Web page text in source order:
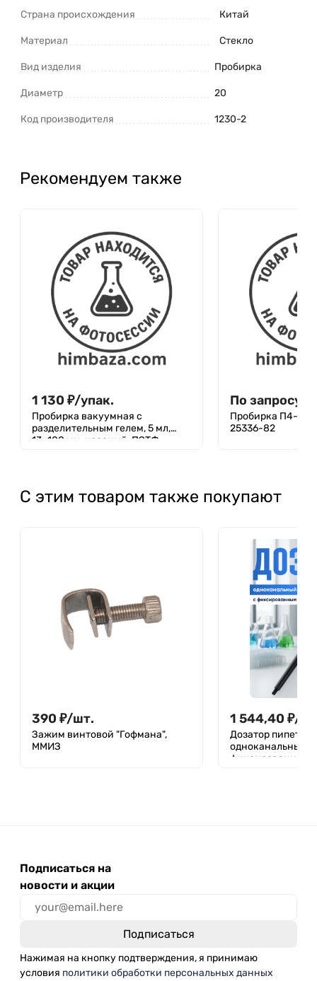
Страна происхождения Китай
Материал Стекло
Вид изделия Пробирка
Диаметр 20
Код производителя 1230-2
Рекомендуем также
1 130 ₽/упак.
Пробирка вакуумная с
разделительным гелем, 5 мл,
13×100 мм, красный, ПЭТФ,
По запросу
Пробирка П4-10-
25336-82
С этим товаром также покупают
390 ₽/шт.
Зажим винтовой "Гофмана",
ММИЗ
1 544,40 ₽/
Дозатор
одноканальный,
фиксированный
Подписаться на
новости и акции
Нажимая на кнопку подтверждения, я принимаю
условия политики обработки персональных данных